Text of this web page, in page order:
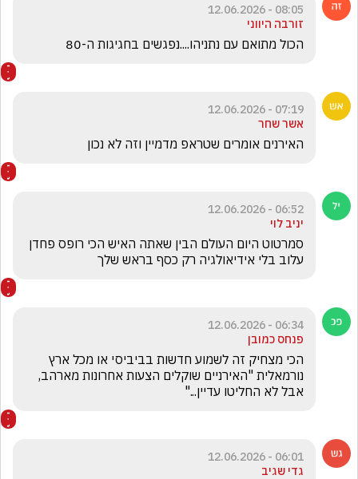
08:05 - 12.06.2026
זורבה היווני
הכול מתואם עם נתניהו....נפגשים בחגיגות ה-80
07:19 - 12.06.2026
אשר שחר
האירנים אומרים שטראפ מדמיין וזה לא נכון
06:52 - 12.06.2026
יניב לוי
עלוב בלי אידיאולגיה רק כסף בראש שלך
06:34 - 12.06.2026
פנחס כמובן
אבל לא החליטו עדיין..."
06:01 - 12.06.2026
גדי שגיב